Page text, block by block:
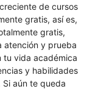
de cursos
gratis, así es,
gratis,
atención y prueba
tu vida académica
y habilidades
aún te queda